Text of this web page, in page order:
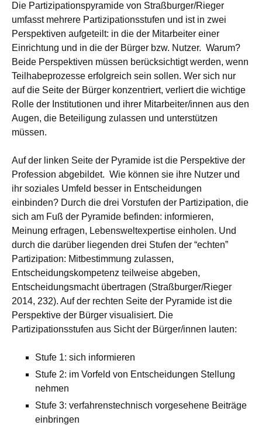
Die Partizipationspyramide von Straßburger/Rieger
umfasst mehrere Partizipationsstufen und ist in zwei
Perspektiven aufgeteilt: in die der Mitarbeiter einer
Einrichtung und in die der Bürger bzw. Nutzer. Warum?
Beide Perspektiven müssen berücksichtigt werden, wenn
Teilhabeprozesse erfolgreich sein sollen. Wer sich nur
auf die Seite der Bürger konzentriert, verliert die wichtige
Rolle der Institutionen und ihrer Mitarbeiter/innen aus den
Augen, die Beteiligung zulassen und unterstützen
müssen.
Auf der linken Seite der Pyramide ist die Perspektive der
Profession abgebildet. Wie können sie ihre Nutzer und
ihr soziales Umfeld besser in Entscheidungen
einbinden? Durch die drei Vorstufen der Partizipation, die
sich am Fuß der Pyramide befinden: informieren,
Meinung erfragen, Lebensweltexpertise einholen. Und
durch die darüber liegenden drei Stufen der “echten”
Partizipation: Mitbestimmung zulassen,
Entscheidungskompetenz teilweise abgeben,
Entscheidungsmacht übertragen (Straßburger/Rieger
2014, 232). Auf der rechten Seite der Pyramide ist die
Perspektive der Bürger visualisiert. Die
Partizipationsstufen aus Sicht der Bürger/innen lauten:
Stufe 1: sich informieren
Stufe 2: im Vorfeld von Entscheidungen Stellung
nehmen
Stufe 3: verfahrenstechnisch vorgesehene Beiträge
einbringen